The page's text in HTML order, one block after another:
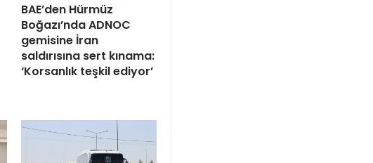
BAE’den Hürmüz
Boğazı’nda ADNOC
gemisine İran
saldırısına sert kınama:
‘Korsanlık teşkil ediyor’